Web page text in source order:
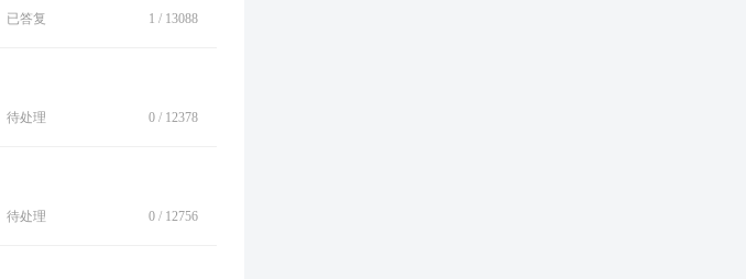
已答复 1 / 13088
待处理 0 / 12378
待处理 0 / 12756